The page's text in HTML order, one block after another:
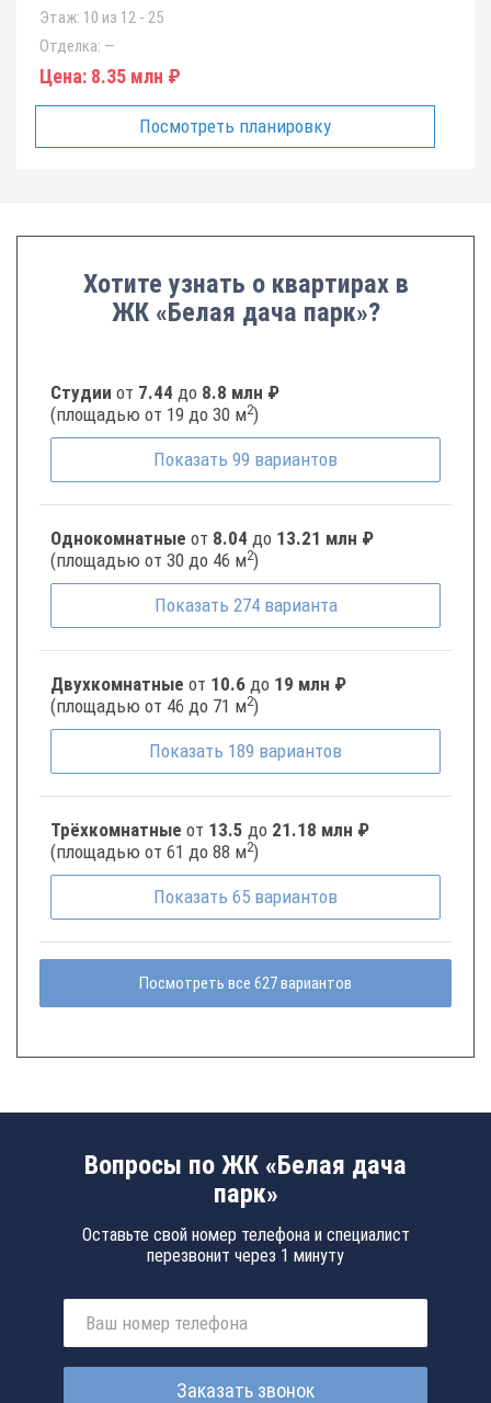
Этаж: 10 из 12 - 25
Отделка: —
Цена: 8.35 млн ₽
Посмотреть планировку
Хотите узнать о квартирах в
ЖК «Белая дача парк»?
Студии от 7.44 до 8.8 млн ₽
(площадью от 19 до 30 м2)
Показать 99 вариантов
Однокомнатные от 8.04 до 13.21 млн ₽
(площадью от 30 до 46 м2)
Показать 274 варианта
Двухкомнатные от 10.6 до 19 млн ₽
(площадью от 46 до 71 м2)
Показать 189 вариантов
Трёхкомнатные от 13.5 до 21.18 млн ₽
(площадью от 61 до 88 м2)
Показать 65 вариантов
Посмотреть все 627 вариантов
Вопросы по ЖК «Белая дача
парк»
Оставьте свой номер телефона и специалист
перезвонит через 1 минуту
Заказать звонок